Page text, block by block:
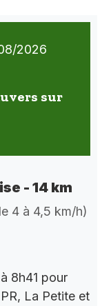
2026
sur
- 14 km
4 à 4,5 km/h)
8h41 pour
La Petite et